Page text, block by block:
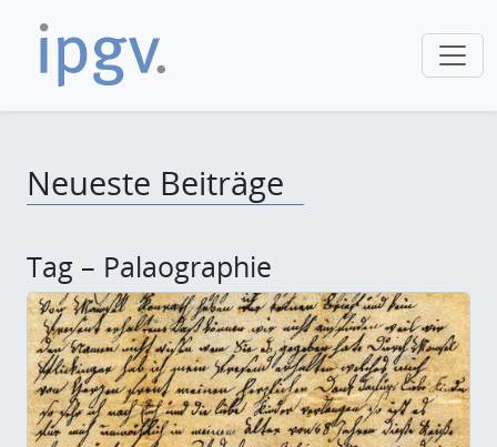
Neueste Beiträge
Tag – Palaographie